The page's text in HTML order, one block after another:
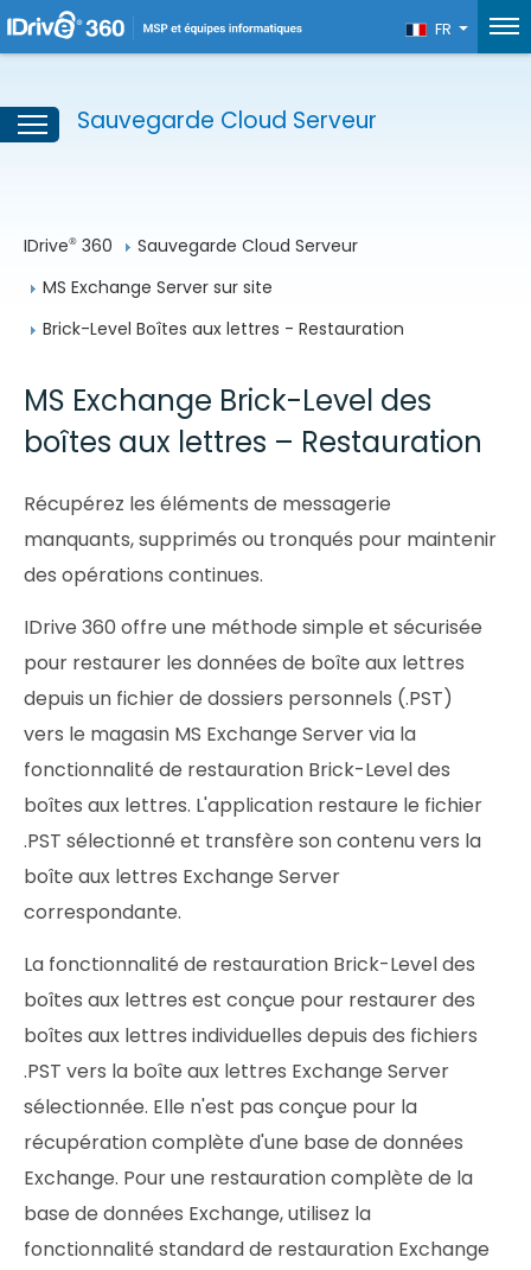
FR
Sauvegarde Cloud Serveur
IDrive® 360
Sauvegarde Cloud Serveur
MS Exchange Server sur site
Brick-Level Boîtes aux lettres - Restauration
MS Exchange Brick-Level des
boîtes aux lettres – Restauration
Récupérez les éléments de messagerie
manquants, supprimés ou tronqués pour maintenir
des opérations continues.
IDrive 360 offre une méthode simple et sécurisée
pour restaurer les données de boîte aux lettres
depuis un fichier de dossiers personnels (.PST)
vers le magasin MS Exchange Server via la
fonctionnalité de restauration Brick-Level des
boîtes aux lettres. L'application restaure le fichier
.PST sélectionné et transfère son contenu vers la
boîte aux lettres Exchange Server
correspondante.
La fonctionnalité de restauration Brick-Level des
boîtes aux lettres est conçue pour restaurer des
boîtes aux lettres individuelles depuis des fichiers
.PST vers la boîte aux lettres Exchange Server
sélectionnée. Elle n'est pas conçue pour la
récupération complète d'une base de données
Exchange. Pour une restauration complète de la
base de données Exchange, utilisez la
fonctionnalité standard de restauration Exchange